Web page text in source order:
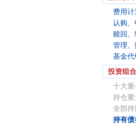
费用计
认购、
赎回、
管理、
基金代
投资组合
十大重
持仓
全部持
持有债